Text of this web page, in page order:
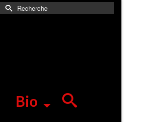
Rechercher :
Bio